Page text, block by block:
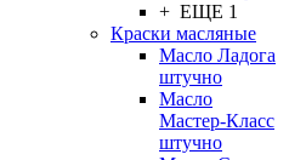
+ ЕЩЕ 1
Краски масляные
Масло Ладога
штучно
Масло
Мастер-Класс
штучно